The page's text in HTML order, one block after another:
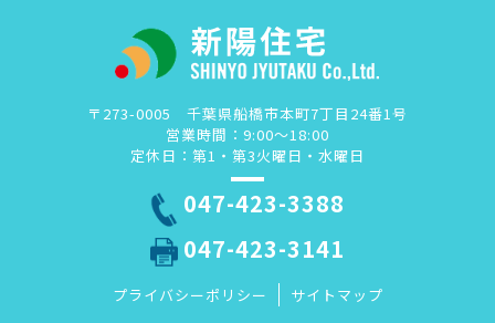
〒273-0005 千葉県船橋市本町7丁目24番1号
営業時間：9:00～18:00
定休日：第1・第3火曜日・水曜日
047-423-3388
047-423-3141
プライバシーポリシー サイトマップ